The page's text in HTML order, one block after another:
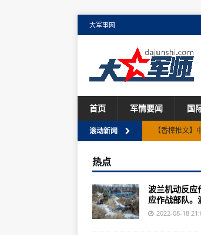
大军事网
首页 军情要闻 国
滚动新闻
俄乌军事冲
诺兰《敦刻尔
波兰机动反应
美国议员窜访
《美国国家
热点
波兰机动反应
应作战部队。
2022-08-18